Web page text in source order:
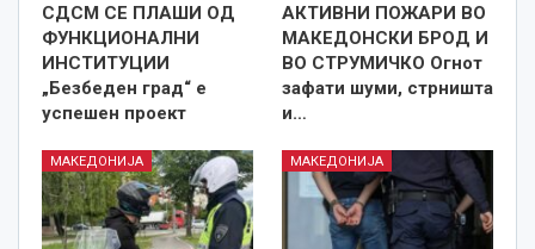
СДСМ СЕ ПЛАШИ ОД
ФУНКЦИОНАЛНИ
ИНСТИТУЦИИ
„Безбеден град“ е
успешен проект
АКТИВНИ ПОЖАРИ ВО
МАКЕДОНСКИ БРОД И
ВО СТРУМИЧКО Огнот
зафати шуми, стрништа
и…
МАКЕДОНИЈА МАКЕДОНИЈА